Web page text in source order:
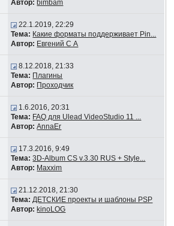
Автор: bimbam
22.1.2019, 22:29
Тема: Какие форматы поддерживает Pin...
Автор: Евгений С А
8.12.2018, 21:33
Тема: Плагины
Автор: Проходчик
1.6.2016, 20:31
Тема: FAQ для Ulead VideoStudio 11 ...
Автор: AnnaEr
17.3.2016, 9:49
Тема: 3D-Album CS v.3.30 RUS + Style...
Автор: Maxxim
21.12.2018, 21:30
Тема: ДЕТСКИЕ проекты и шаблоны PSP
Автор: kinoLOG